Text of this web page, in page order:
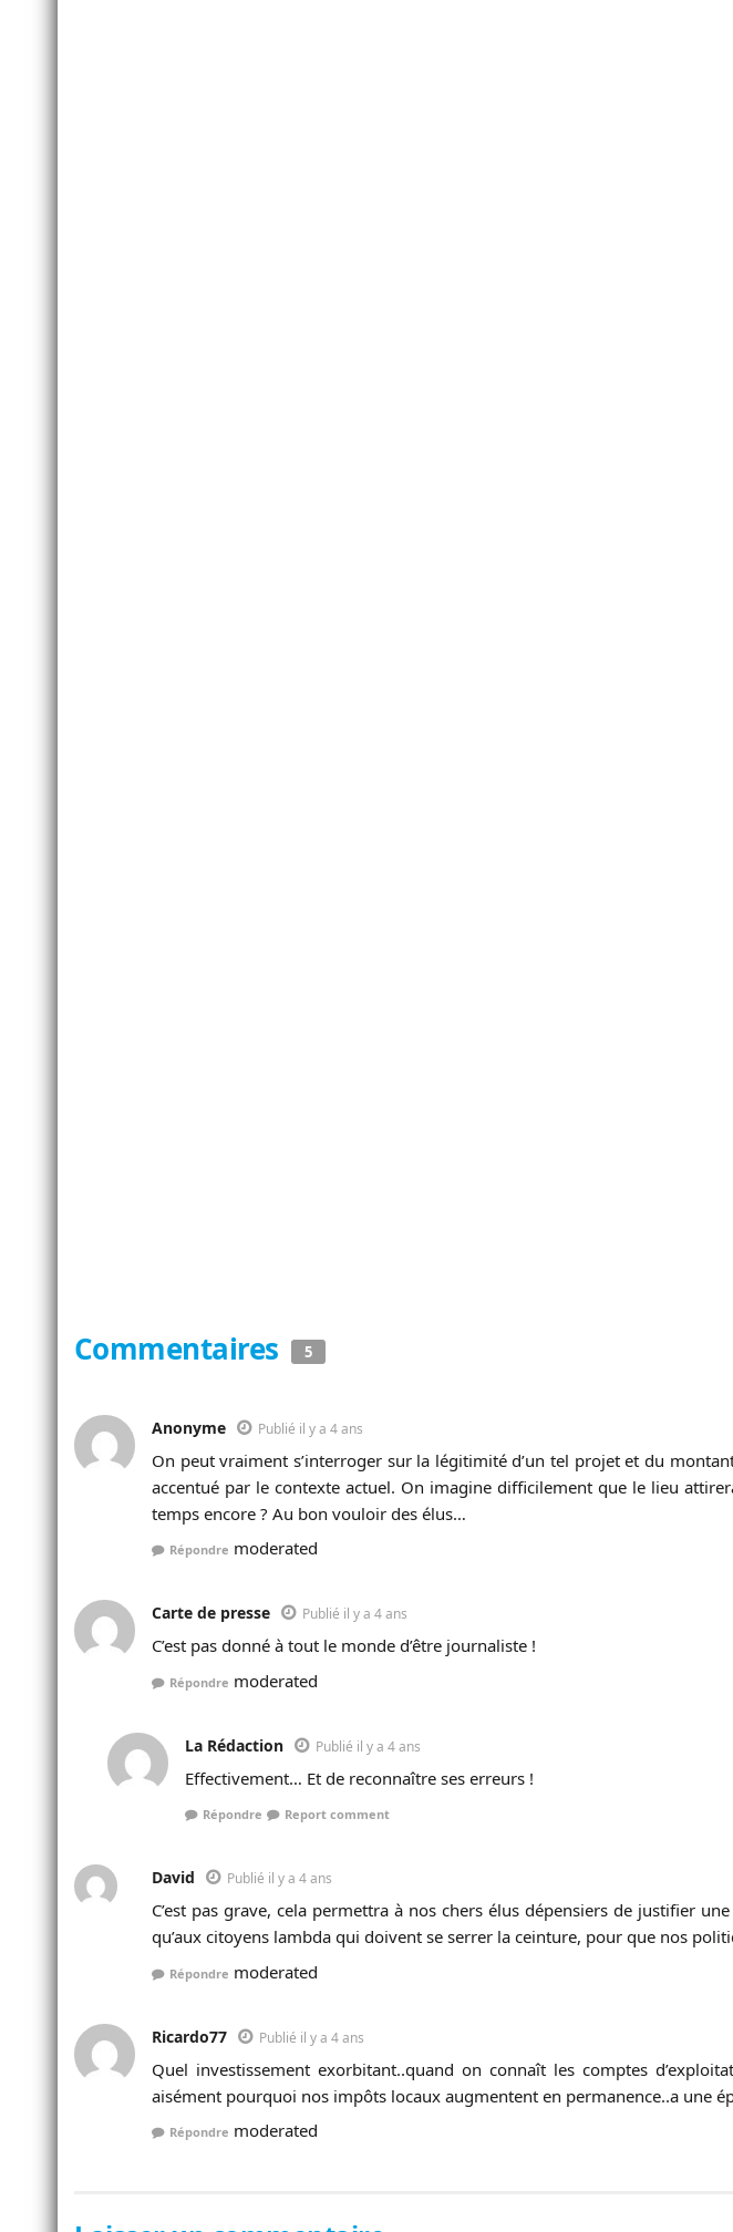
Commentaires 5
Anonyme Publié il y a 4 ans
On peut vraiment s’interroger sur la légitimité d’un tel projet et du
accentué par le contexte actuel. On imagine difficilement que le lieu
temps encore ? Au bon vouloir des élus…
Répondre moderated
Carte de presse Publié il y a 4 ans
C’est pas donné à tout le monde d’être journaliste !
Répondre moderated
La Rédaction Publié il y a 4 ans
Effectivement… Et de reconnaître ses erreurs !
Répondre Report comment
David Publié il y a 4 ans
C’est pas grave, cela permettra à nos chers élus dépensiers de justifier
qu’aux citoyens lambda qui doivent se serrer la ceinture, pour que nos
Répondre moderated
Ricardo77 Publié il y a 4 ans
Quel investissement exorbitant..quand on connaît les comptes
aisément pourquoi nos impôts locaux augmentent en permanence..a une
Répondre moderated